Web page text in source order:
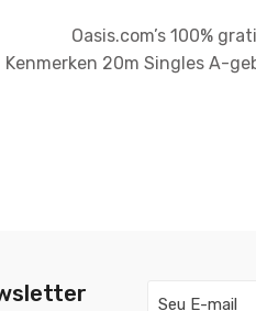
Oasis.com’s 100%
Kenmerken 20m Singles A-